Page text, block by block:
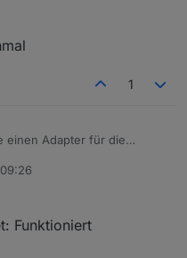
1
einen Adapter für die
Funktioniert über das WiFi
Modbus Adapter. Wäre
ioBroker.goodwe
Funktioniert